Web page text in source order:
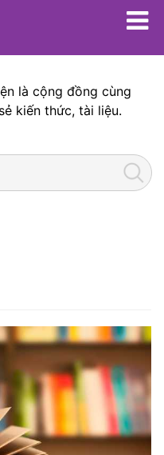
là cộng đồng cùng
kiến thức, tài liệu.